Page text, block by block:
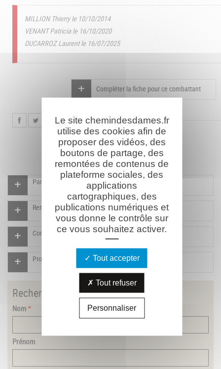
MILLION Thierry le 10/10/2014
VENANT Patricia le 16/10/2020
DUCARROZ Laurent le 16/07/2025
Compléter la fiche pour ce combattant
Participer à l'indexation du Mémorial virtuel
Rendre un hommage pour ce combattant
Compléter la fiche pour ce combattant
Proposer un document pour ce combattant
Rechercher un combattant
Nom
Prénom
Le site chemindesdames.fr
utilise des cookies afin de
proposer des vidéos, des
boutons de partage, des
remontées de contenus de
plateforme sociales, des
applications
cartographiques, des
publications numériques et
vous donne le contrôle sur
ce vous souhaitez activer.
Tout accepter
Tout refuser
Personnaliser